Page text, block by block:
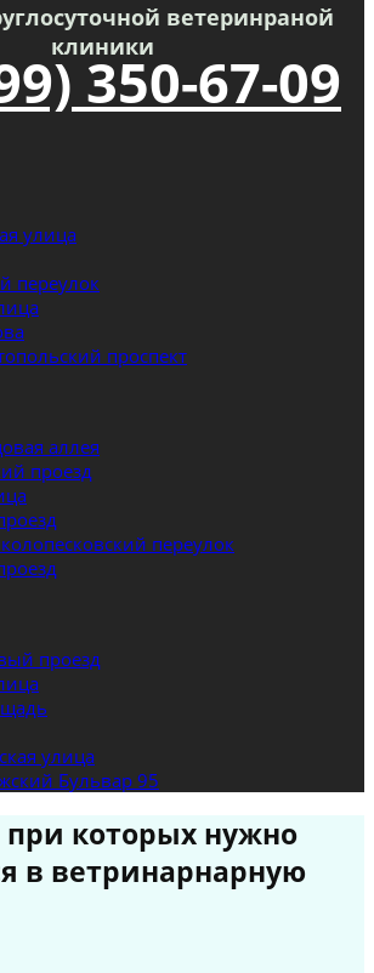
ветеринраной
клиники
350-67-09
улица
переулок
проспект
аллея
проезд
переулок
проезд
улица
Бульвар 95
которых нужно
в ветринарнарную